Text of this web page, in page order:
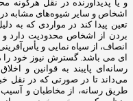
و یا پدیدآورنده در نقل هرگونه
اشخاص و سایر شیوه‌های مشابه
تعین پیدا کند در مواردی که به
بردن از اشخاص محدودیت دارد و
انصاف، از سیاه ‌نمایی و
ای می باشد. گسترش نیوز خود را
رسانه‌ای پایبند به قوانین و
می‌داند تا در صورتی که در نقل
طریق رسانه، از مخاطبان و